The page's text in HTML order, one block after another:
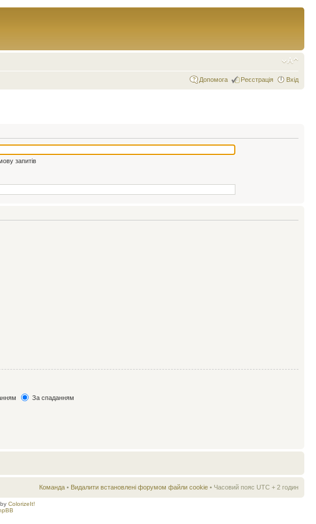
Допомога Реєстрація Вхід
запитів
За спаданням
Команда • Видалити встановлені форумом файли cookie • Часовий пояс UTC + 2 годин
ColorizeIt!